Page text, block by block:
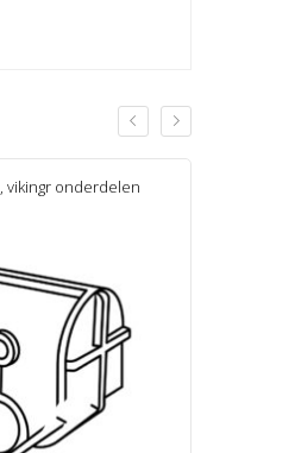
, vikingr onderdelen